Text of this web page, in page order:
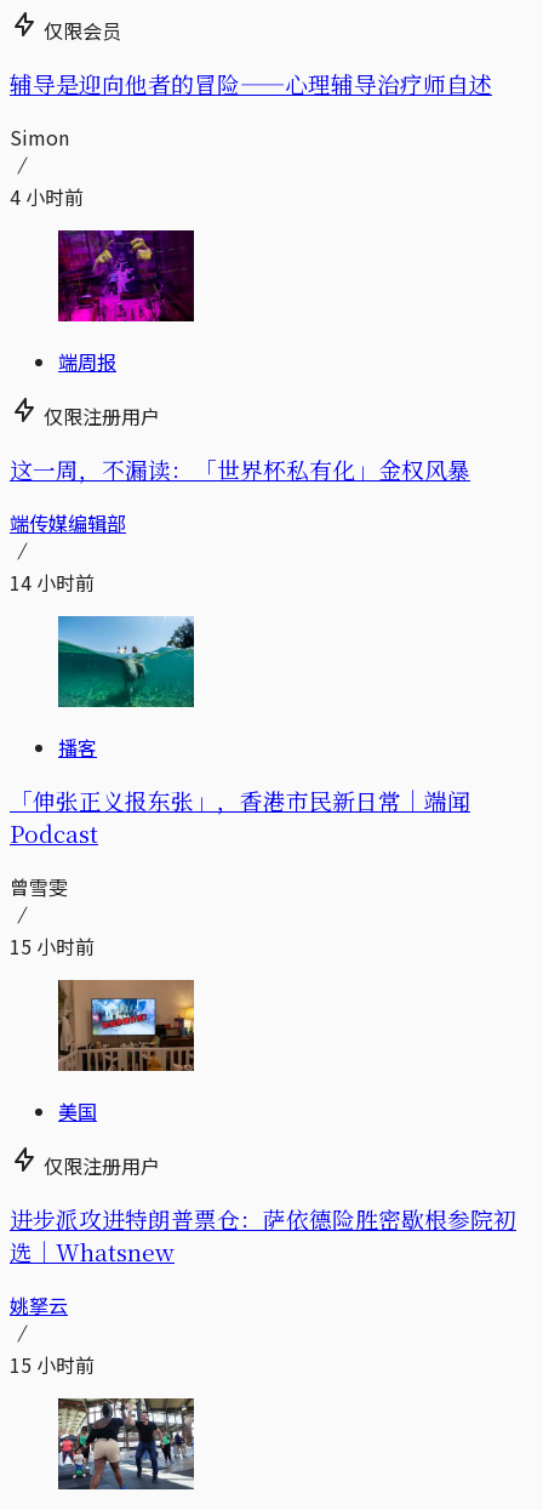
仅限会员
辅导是迎向他者的冒险——心理辅导治疗师自述
Simon
4 小时前
端周报
仅限注册用户
这一周，不漏读：「世界杯私有化」金权风暴
端传媒编辑部
14 小时前
播客
「伸张正义报东张」，香港市民新日常｜端闻
Podcast
曾雪雯
15 小时前
美国
仅限注册用户
进步派攻进特朗普票仓：萨依德险胜密歇根参院初
选｜Whatsnew
姚拏云
15 小时前